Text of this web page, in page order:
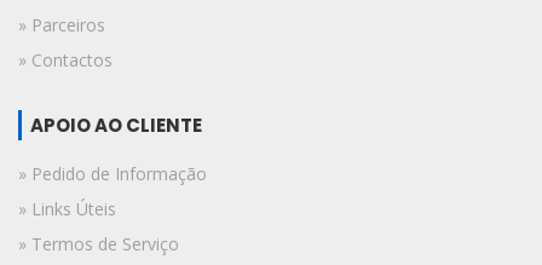
» Parceiros
» Contactos
APOIO AO CLIENTE
» Pedido de Informação
» Links Úteis
» Termos de Serviço